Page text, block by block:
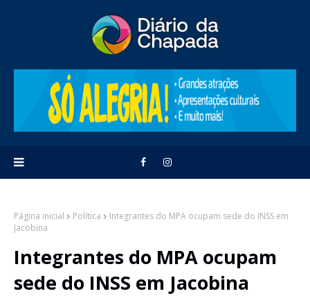
Página inicial Política
Integrantes do MPA ocupam sede do INSS em
Jacobina
Integrantes do MPA ocupam
sede do INSS em Jacobina